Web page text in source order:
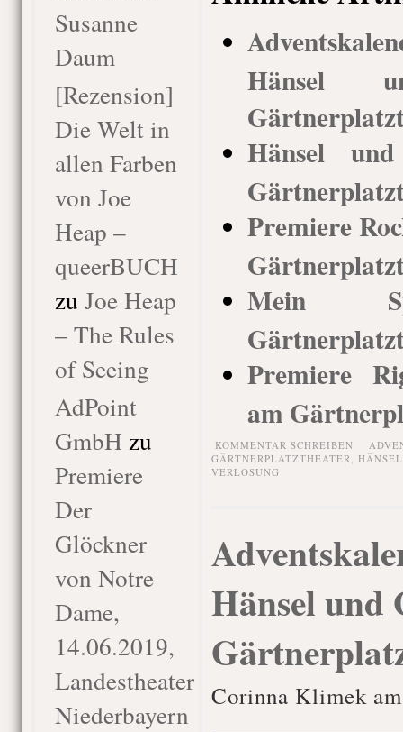
Susanne
Daum
[Rezension]
Die Welt in
allen Farben
von Joe
Heap –
queerBUCH
zu Joe Heap
– The Rules
of Seeing
AdPoint
GmbH zu
Premiere
Der
Glöckner
von Notre
Dame,
14.06.2019,
Landestheater
Niederbayern
Hänsel
Hänsel
Premiere
Mein
Premiere
am
KOMMENTAR SCHREIBEN
GÄRTNERPLATZTHEATER,
VERLOSUNG
Hänsel und
Corinna Klimek